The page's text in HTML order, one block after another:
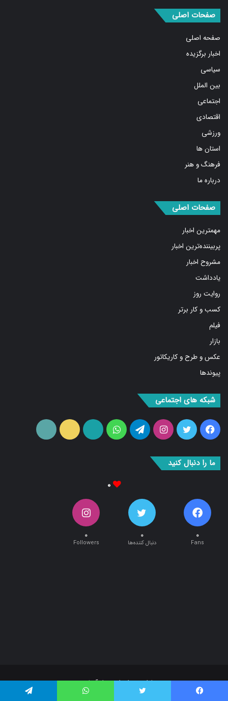
صفحه اصلی
اخبار برگزیده
سیاسی
بین الملل
اجتماعی
اقتصادی
ورزشی
استان ها
فرهنگ و هنر
درباره ما
مهمترین اخبار
پربیننده‌ترین اخبار
مشروح اخبار
یادداشت
روایت روز
کسب و کار برتر
فیلم
بازار
عکس و طرح و کاریکاتور
پیوندها
بوک
آپ
۰
Fans
۰
دنبال کننده‌ها
۰
Followers
تمام حقوق این سایت متعلق به پایگاه خبری تحلیلی « نبأپرس » می باشد .